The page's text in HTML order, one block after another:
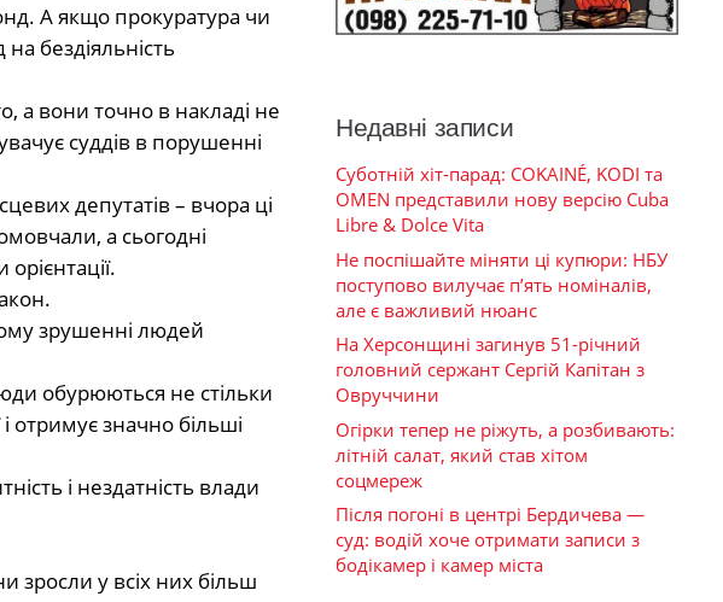
А якщо прокуратура чи
бездіяльність
а вони точно в накладі не
суддів в порушенні
депутатів – вчора ці
а сьогодні
зрушенні людей
обурюються не стільки
отримує значно більші
і нездатність влади
зросли у всіх них більш
Недавні записи
Суботній хіт-парад: COKAINÉ, KODI та
OMEN представили нову версію Cuba
Libre & Dolce Vita
Не поспішайте міняти ці купюри: НБУ
поступово вилучає п’ять номіналів,
але є важливий нюанс
На Херсонщині загинув 51-річний
головний сержант Сергій Капітан з
Овруччини
Огірки тепер не ріжуть, а розбивають:
літній салат, який став хітом
соцмереж
Після погоні в центрі Бердичева —
суд: водій хоче отримати записи з
бодікамер і камер міста